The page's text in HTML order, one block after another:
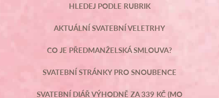
HLEDEJ PODLE RUBRIK
AKTUÁLNÍ SVATEBNÍ VELETRHY
CO JE PŘEDMANŽELSKÁ SMLOUVA?
SVATEBNÍ STRÁNKY PRO SNOUBENCE
SVATEBNÍ DIÁŘ VÝHODNĚ ZA 339 KČ (MO